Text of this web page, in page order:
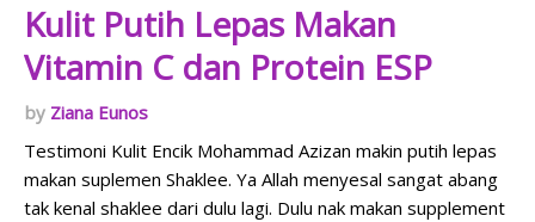
Kulit Putih Lepas Makan
Vitamin C dan Protein ESP
Ziana Eunos
Testimoni Kulit Encik Mohammad Azizan makin putih lepas
makan suplemen Shaklee. Ya Allah menyesal sangat abang
tak kenal shaklee dari dulu lagi. Dulu nak makan supplement